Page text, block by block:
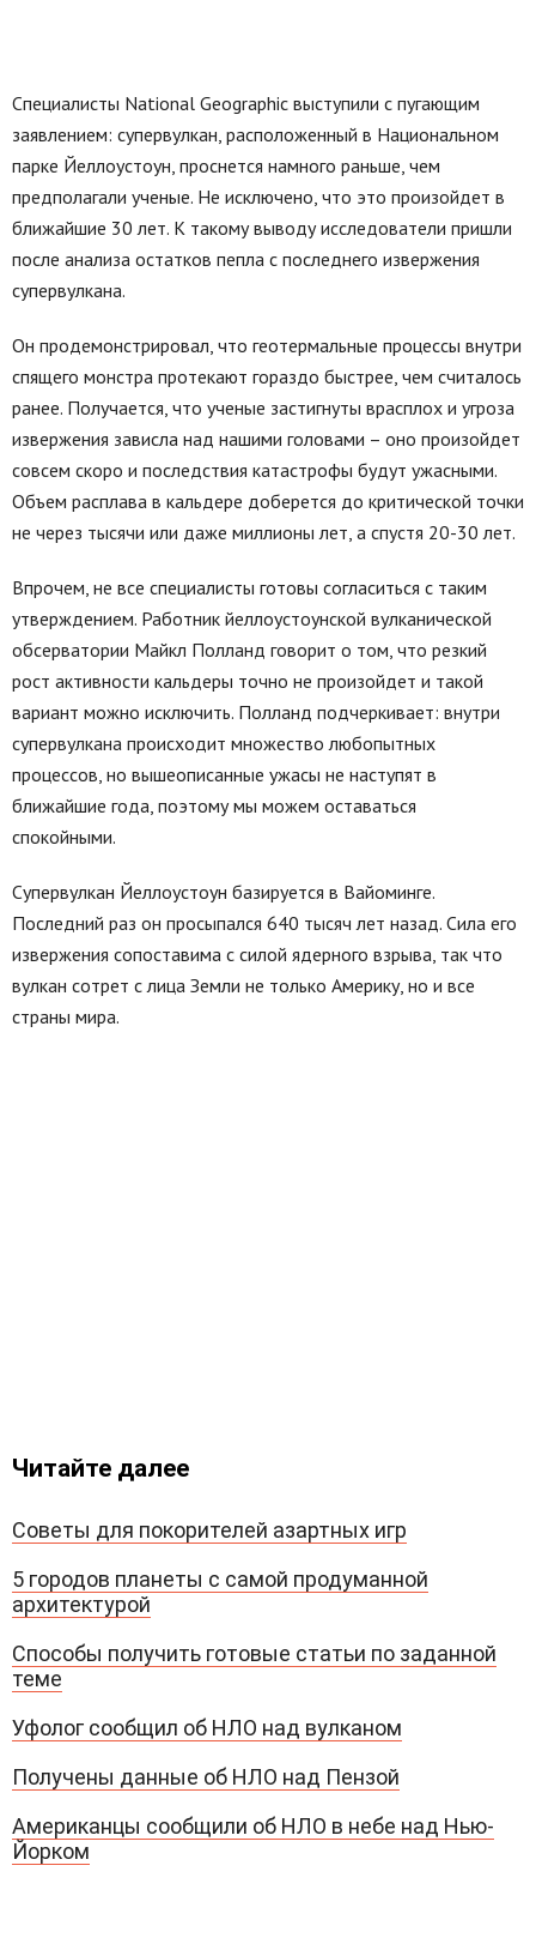
Специалисты National Geographic выступили с пугающим
заявлением: супервулкан, расположенный в Национальном
парке Йеллоустоун, проснется намного раньше, чем
предполагали ученые. Не исключено, что это произойдет в
ближайшие 30 лет. К такому выводу исследователи пришли
после анализа остатков пепла с последнего извержения
супервулкана.
Он продемонстрировал, что геотермальные процессы внутри
спящего монстра протекают гораздо быстрее, чем считалось
ранее. Получается, что ученые застигнуты врасплох и угроза
извержения зависла над нашими головами – оно произойдет
совсем скоро и последствия катастрофы будут ужасными.
Объем расплава в кальдере доберется до критической точки
не через тысячи или даже миллионы лет, а спустя 20-30 лет.
Впрочем, не все специалисты готовы согласиться с таким
утверждением. Работник йеллоустоунской вулканической
обсерватории Майкл Полланд говорит о том, что резкий
рост активности кальдеры точно не произойдет и такой
вариант можно исключить. Полланд подчеркивает: внутри
супервулкана происходит множество любопытных
процессов, но вышеописанные ужасы не наступят в
ближайшие года, поэтому мы можем оставаться
спокойными.
Супервулкан Йеллоустоун базируется в Вайоминге.
Последний раз он просыпался 640 тысяч лет назад. Сила его
извержения сопоставима с силой ядерного взрыва, так что
вулкан сотрет с лица Земли не только Америку, но и все
страны мира.
Читайте далее
Советы для покорителей азартных игр
5 городов планеты с самой продуманной
архитектурой
Способы получить готовые статьи по заданной
теме
Уфолог сообщил об НЛО над вулканом
Получены данные об НЛО над Пензой
Американцы сообщили об НЛО в небе над Нью-
Йорком